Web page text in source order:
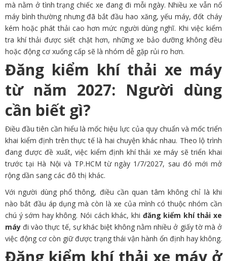
mà nằm ở tình trạng chiếc xe đang đi mỗi ngày. Nhiều xe vẫn nổ
máy bình thường nhưng đã bắt đầu hao xăng, yếu máy, đốt cháy
kém hoặc phát thải cao hơn mức người dùng nghĩ. Khi việc kiểm
tra khí thải được siết chặt hơn, những xe bảo dưỡng không đều
hoặc động cơ xuống cấp sẽ là nhóm dễ gặp rủi ro hơn.
Đăng kiểm khí thải xe máy
từ năm 2027: Người dùng
cần biết gì?
Điều đầu tiên cần hiểu là mốc hiệu lực của quy chuẩn và mốc triển
khai kiểm định trên thực tế là hai chuyện khác nhau. Theo lộ trình
đang được đề xuất, việc kiểm định khí thải xe máy sẽ triển khai
trước tại Hà Nội và TP.HCM từ ngày 1/7/2027, sau đó mới mở
rộng dần sang các đô thị khác.
Với người dùng phổ thông, điều cần quan tâm không chỉ là khi
nào bắt đầu áp dụng mà còn là xe của mình có thuộc nhóm cần
chú ý sớm hay không. Nói cách khác, khi đăng kiểm khí thải xe
máy đi vào thực tế, sự khác biệt không nằm nhiều ở giấy tờ mà ở
việc động cơ còn giữ được trạng thái vận hành ổn định hay không.
Đăng kiểm khí thải xe máy ở